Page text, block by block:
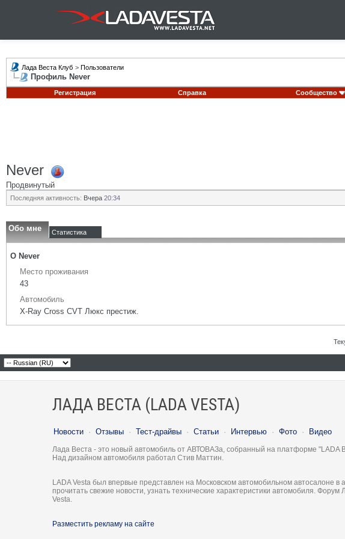
Лада Веста Клуб > Пользователи
Профиль Never
Регистрация
Справка Сообщество
Never
Продвинутый
Последняя активность: Вчера 20:34
Обо мне Статистика
О Never
Место проживания
43
Автомобиль
X-Ray Cross CVT Люкс престиж.
ЛАДА ВЕСТА (LADA VESTA)
Новости · Отзывы · Тест-драйвы · Статьи · Интервью · Фото · Видео
Лада Веста - это новый автомобиль от АВТОВАЗа, собранный на платформе "LADA
Над дизайном автомобиля работал Стив Маттин.
LADA Vesta был впервые представлен на Московском автомобильном автосалоне
прочитать свежие новости, узнать технические характеристики автомобиля.
Vesta.
Разместить рекламу на сайте